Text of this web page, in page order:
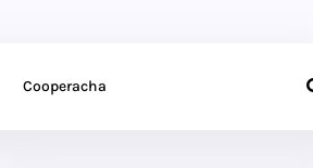
Cooperacha